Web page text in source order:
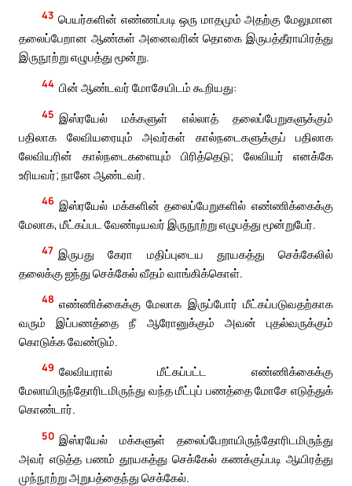
43 பெயர்களின் எண்ணப்படி ஒரு மாதமும் அதற்கு மேலுமான
தலைப்பேறான ஆண்கள் அனைவரின் தொகை இருபத்தீராயிரத்து
இருநூற்று எழுபத்து மூன்று.
44 பின் ஆண்டவர் மோசேயிடம் கூறியது:
45 இஸ்ரயேல் மக்களுள் எல்லாத் தலைப்பேறுகளுக்கும்
பதிலாக லேவியரையும் அவர்கள் கால்நடைகளுக்குப் பதிலாக
லேவியரின் கால்நடைகளையும் பிரித்தெடு; லேவியர் எனக்கே
உரியவர்; நானே ஆண்டவர்.
46 இஸ்ரயேல் மக்களின் தலைப்பேறுகளில் எண்ணிக்கைக்கு
மேலாக, மீட்கப்பட வேண்டியவர் இருநூற்று எழுபத்து மூன்றுபேர்.
47 இருபது கேரா மதிப்புடைய தூயகத்து செக்கேலில்
தலைக்கு ஐந்து செக்கேல் வீதம் வாங்கிக்கொள்.
48 எண்ணிக்கைக்கு மேலாக இருப்போர் மீட்கப்படுவதற்காக
வரும் இப்பணத்தை நீ ஆரோனுக்கும் அவன் புதல்வருக்கும்
கொடுக்க வேண்டும்.
49 லேவியரால் மீட்கப்பட்ட எண்ணிக்கைக்கு
மேலாயிருந்தோரிடமிருந்து வந்த மீட்புப் பணத்தை மோசே எடுத்துக்
கொண்டார்.
50 இஸ்ரயேல் மக்களுள் தலைப்பேறாயிருந்தோரிடமிருந்து
அவர் எடுத்த பணம் தூயகத்து செக்கேல் கணக்குப்படி ஆயிரத்து
முந்நூற்று அறுபத்தைந்து செக்கேல்.